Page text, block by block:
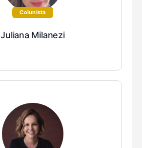
Colunista
Juliana Milanezi